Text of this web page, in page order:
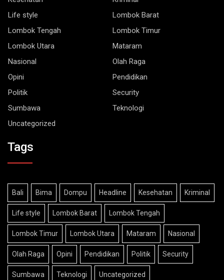
Life style
Lombok Barat
Lombok Tengah
Lombok Timur
Lombok Utara
Mataram
Nasional
Olah Raga
Opini
Pendidikan
Politik
Security
Sumbawa
Teknologi
Uncategorized
Tags
Bali Bima Dompu Headline Kesehatan Kriminal
Life style Lombok Barat Lombok Tengah
Lombok Timur Lombok Utara Mataram Nasional
Olah Raga Opini Pendidikan Politik Security
Sumbawa Teknologi Uncategorized